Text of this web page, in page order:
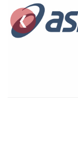
❮